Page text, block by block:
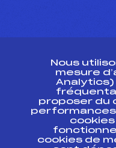
Ressources
Pass’Neige
Projet sportif
Projet de
Nous
mesure
Analytics)
proposer du
performances
cookies de